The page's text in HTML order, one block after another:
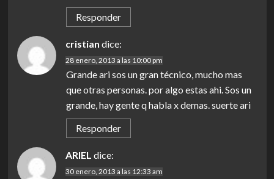
Responder
cristian dice:
28 enero, 2013 a las 10:00 pm
Grande ari sos un gran técnico, mucho mas
que otras personas. por algo estas ahi. Sos un
grande, hay gente q habla x demas. suerte ari
Responder
ARIEL dice:
30 enero, 2013 a las 12:33 am